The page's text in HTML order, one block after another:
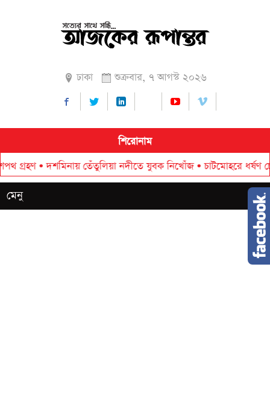
ঢাকা শুক্রবার, ৭ আগস্ট ২০২৬
শিরোনাম
•দশমিনায় তেঁতুলিয়া নদীতে যুবক নিখোঁজ•চাটমোহরে ধর্ষণ চেষ্টার
মেনু